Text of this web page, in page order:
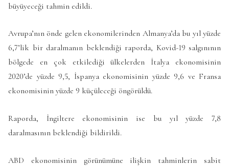
büyüyeceği tahmin edildi.
Avrupa’nın önde gelen ekonomilerinden Almanya’da bu yıl yüzde
6,7’lik bir daralmanın beklendiği raporda, Kovid-19 salgınının
bölgede en çok etkilediği ülkelerden İtalya ekonomisinin
2020’de yüzde 9,5, İspanya ekonomisinin yüzde 9,6 ve Fransa
ekonomisinin yüzde 9 küçüleceği öngörüldü.
Raporda, İngiltere ekonomisinin ise bu yıl yüzde 7,8
daralmasının beklendiği bildirildi.
ABD ekonomisinin görünümüne ilişkin tahminlerin sabit